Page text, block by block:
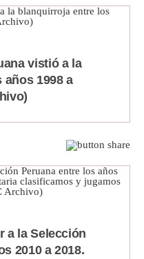
vistió a la
1998 a
a la Selección
2010 a 2018.